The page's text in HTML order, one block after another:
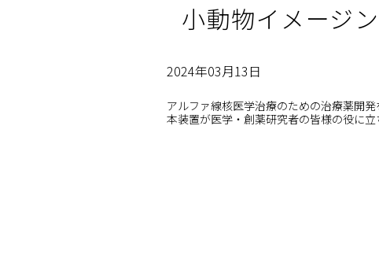
小動物イメージ
2024年03月13日
アルファ線核医学治療のための治療薬開
本装置が医学・創薬研究者の皆様の役に